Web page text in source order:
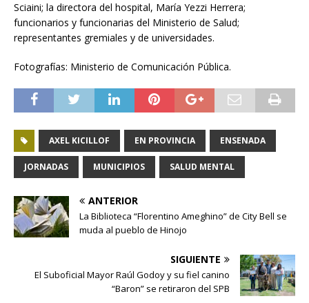
Sciaini; la directora del hospital, María Yezzi Herrera;
funcionarios y funcionarias del Ministerio de Salud;
representantes gremiales y de universidades.
Fotografías: Ministerio de Comunicación Pública.
AXEL KICILLOF EN PROVINCIA ENSENADA
JORNADAS MUNICIPIOS SALUD MENTAL
ANTERIOR
La Biblioteca “Florentino Ameghino” de City Bell se
muda al pueblo de Hinojo
SIGUIENTE
El Suboficial Mayor Raúl Godoy y su fiel canino
“Baron” se retiraron del SPB